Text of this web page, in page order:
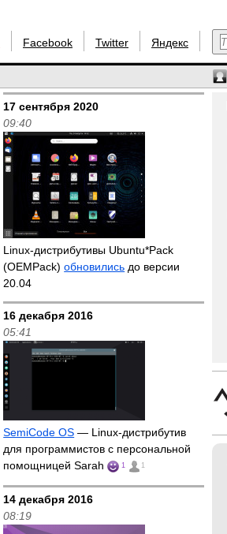
Facebook Twitter Яндекс
17 сентября 2020
09:40
Linux-дистрибутивы Ubuntu*Pack
(OEMPack)обновились до версии
20.04
16 декабря 2016
05:41
SemiCode OS — Linux-дистрибутив
для программистов с персональной
помощницей Sarah
1 1
14 декабря 2016
08:19